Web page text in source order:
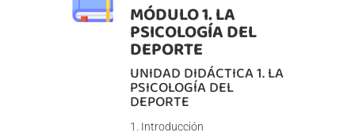
MÓDULO 1. LA
PSICOLOGÍA DEL
DEPORTE
UNIDAD DIDÁCTICA 1. LA
PSICOLOGÍA DEL
DEPORTE
Introducción